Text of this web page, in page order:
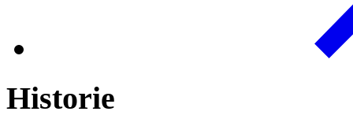
Historie